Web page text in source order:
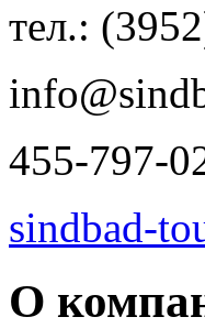
тел.:
455-797-
sindbad-
О